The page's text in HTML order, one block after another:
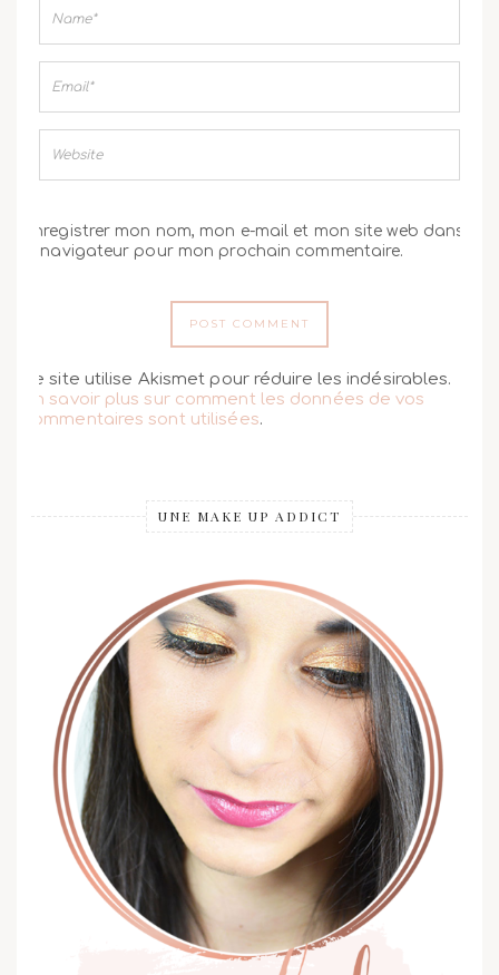
Enregistrer mon nom, mon e-mail et mon site web dans
le navigateur pour mon prochain commentaire.
Ce site utilise Akismet pour réduire les indésirables.
En savoir plus sur comment les données de vos
commentaires sont utilisées.
UNE MAKE UP ADDICT